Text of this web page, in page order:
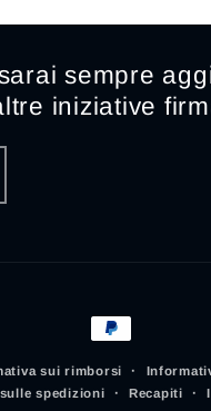
sempre
iniziative
Metodi
di
pagamento
sui rimborsi
spedizioni
Recapiti